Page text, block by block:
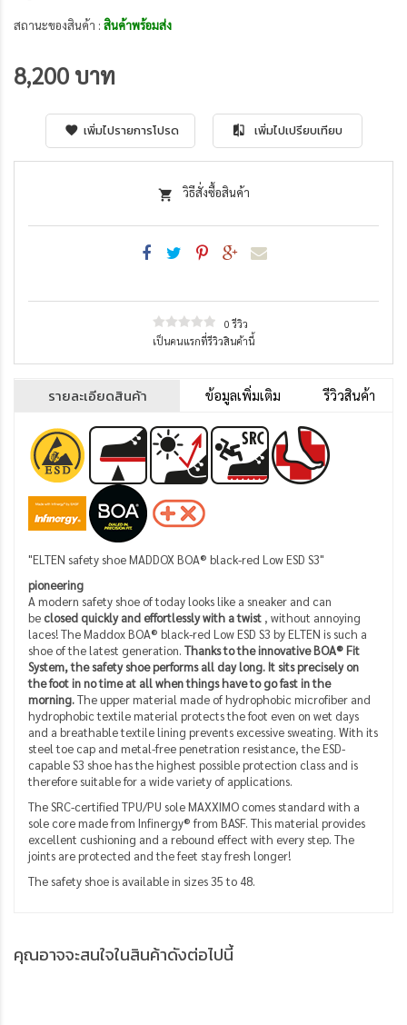
สถานะของสินค้า : สินค้าพร้อมส่ง
8,200 บาท
เพิ่มไปรายการโปรด เพิ่มไปเปรียบเทียบ
วิธีสั่งซื้อสินค้า
0 รีวิว
เป็นคนแรกที่รีวิวสินค้านี้
รายละเอียดสินค้า ข้อมูลเพิ่มเติม รีวิวสินค้า
"ELTEN safety shoe MADDOX BOA® black-red Low ESD S3"
pioneering
A modern safety shoe of today looks like a sneaker and can
be closed quickly and effortlessly with a twist , without annoying
laces!The Maddox BOA® black-red Low ESD S3 by ELTEN is such a
shoe of the latest generation. Thanks to the innovative BOA® Fit
System, the safety shoe performs all day long.It sits precisely on
the foot in no time at all when things have to go fast in the
morning.The upper material made of hydrophobic microfiber and
hydrophobic textile material protects the foot even on wet days
and a breathable textile lining prevents excessive sweating. With its
steel toe cap and metal-free penetration resistance, the ESD-
capable S3 shoe has the highest possible protection class and is
therefore suitable for a wide variety of applications.
The SRC-certified TPU/PU sole MAXXIMO comes standard with a
sole core made from Infinergy® from BASF. This material provides
excellent cushioning and a rebound effect with every step. The
joints are protected and the feet stay fresh longer!
The safety shoe is available in sizes 35 to 48.
คุณอาจจะสนใจในสินค้าดังต่อไปนี้